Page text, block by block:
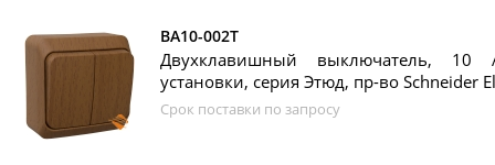
BA10-002T
Двухклавишный выключатель, 10
установки, серия Этюд, пр-во Schneider
Срок поставки по запросу